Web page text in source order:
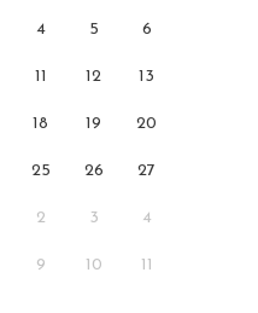
4 5 6
11 12 13
18 19 20
25 26 27
2 3 4
9 10 11